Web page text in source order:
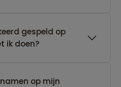
gespeld op
ik doen?
op mijn